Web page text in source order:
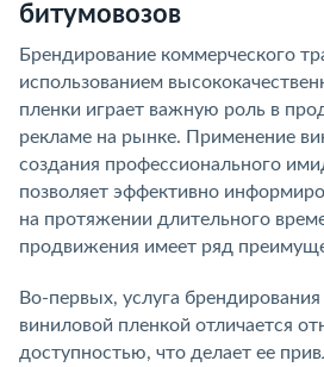
битумовозов
Брендирование коммерческого
использованием
пленки играет важную роль в
рекламе на рынке. Применение
создания профессионального
позволяет эффективно
на протяжении длительного
продвижения имеет ряд
Во-первых, услуга брендирования
виниловой пленкой отличается
доступностью, что делает ее